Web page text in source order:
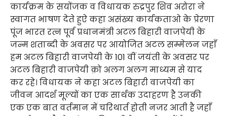
कार्यक्रम के सयोंजक व विधायक रुद्रपुर शिव अरोरा ने
स्वागत भाषण देते हुऐ कहा असंख्य कार्यकताओ के प्रेरणा
पूंज भारत रत्न पूर्व प्रधानमंत्री अटल बिहारी वाजपेयी के
जन्म शताब्दी के अवसर पर आयोजित अटल सम्मेलन जहाँ
हम अटल बिहारी वाजपेयी के 101 वीं जयंती के अवसर पर
अटल बिहारी वाजपेयी क़ो अलग अलग माध्यम से याद
कर रहे। विधायक ने कहा अटल बिहारी वाजपेयी का
जीवन आदर्श मूल्यों का एक सार्थक उदाहरण है उनकी
एक एक बात वर्तमान में चरिथार्त होती नजर आती है जहाँ